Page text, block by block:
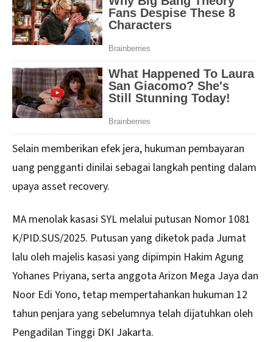
Selain memberikan efek jera, hukuman pembayaran
uang pengganti dinilai sebagai langkah penting dalam
upaya asset recovery.
MA menolak kasasi SYL melalui putusan Nomor 1081
K/PID.SUS/2025. Putusan yang diketok pada Jumat
lalu oleh majelis kasasi yang dipimpin Hakim Agung
Yohanes Priyana, serta anggota Arizon Mega Jaya dan
Noor Edi Yono, tetap mempertahankan hukuman 12
tahun penjara yang sebelumnya telah dijatuhkan oleh
Pengadilan Tinggi DKI Jakarta.